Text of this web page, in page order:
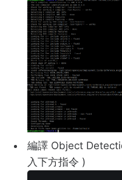
編譯 Object
入下方指令 )